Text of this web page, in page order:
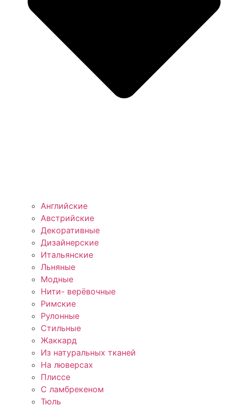
Английские
Австрийские
Декоративные
Дизайнерские
Итальянские
Льняные
Модные
Нити- верёвочные
Римские
Рулонные
Стильные
Жаккард
Из натуральных тканей
На люверсах
Плиссе
С ламбрекеном
Тюль